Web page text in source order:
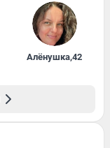
Алёнушка,42